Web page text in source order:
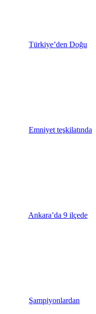
Türkiye’den Doğu
Emniyet teşkilatında
Ankara’da 9 ilçede
Şampiyonlardan